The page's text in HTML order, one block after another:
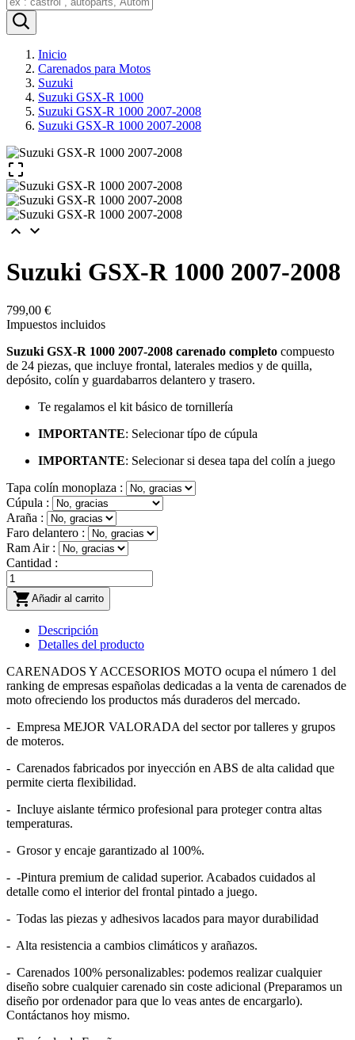
Inicio
Carenados para Motos
Suzuki
Suzuki GSX-R 1000
Suzuki GSX-R 1000 2007-2008
Suzuki GSX-R 1000 2007-2008

 
Suzuki GSX-R 1000 2007-2008
799,00 €
Impuestos incluidos
Suzuki GSX-R 1000 2007-2008 carenado completo compuesto
de 24 piezas, que incluye frontal, laterales medios y de quilla,
depósito, colín y guardabarros delantero y trasero.
Te regalamos el kit básico de tornillería
IMPORTANTE: Selecionar típo de cúpula
IMPORTANTE: Selecionar si desea tapa del colín a juego
Tapa colín monoplaza :
Cúpula :
Araña :
Faro delantero :
Ram Air :
Cantidad :
 Añadir al carrito
Descripción
Detalles del producto
CARENADOS Y ACCESORIOS MOTO ocupa el número 1 del
ranking de empresas españolas dedicadas a la venta de carenados de
moto ofreciendo los productos más duraderos del mercado.
- Empresa MEJOR VALORADA del sector por talleres y grupos
de moteros.
- Carenados fabricados por inyección en ABS de alta calidad que
permite cierta flexibilidad.
- Incluye aislante térmico profesional para proteger contra altas
temperaturas.
- Grosor y encaje garantizado al 100%.
- -Pintura premium de calidad superior. Acabados cuidados al
detalle como el interior del frontal pintado a juego.
- Todas las piezas y adhesivos lacados para mayor durabilidad
- Alta resistencia a cambios climáticos y arañazos.
- Carenados 100% personalizables: podemos realizar cualquier
diseño sobre cualquier carenado sin coste adicional (Preparamos un
diseño por ordenador para que lo veas antes de encargarlo).
Contáctanos hoy mismo.